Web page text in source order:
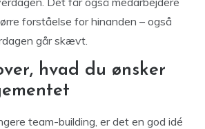
forståelse for hinanden – også
går skævt.
hvad du ønsker
team-building, er det en god idé